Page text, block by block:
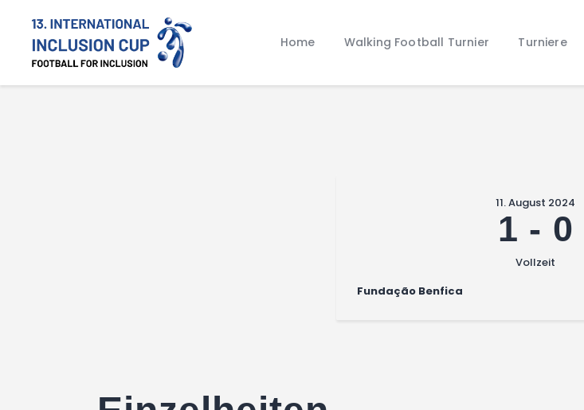
Home Walking Football Turnier Turniere
Walking Football Turnier
Turniere
Fundação Benfica
11. August 2024
1 - 0
Vollzeit